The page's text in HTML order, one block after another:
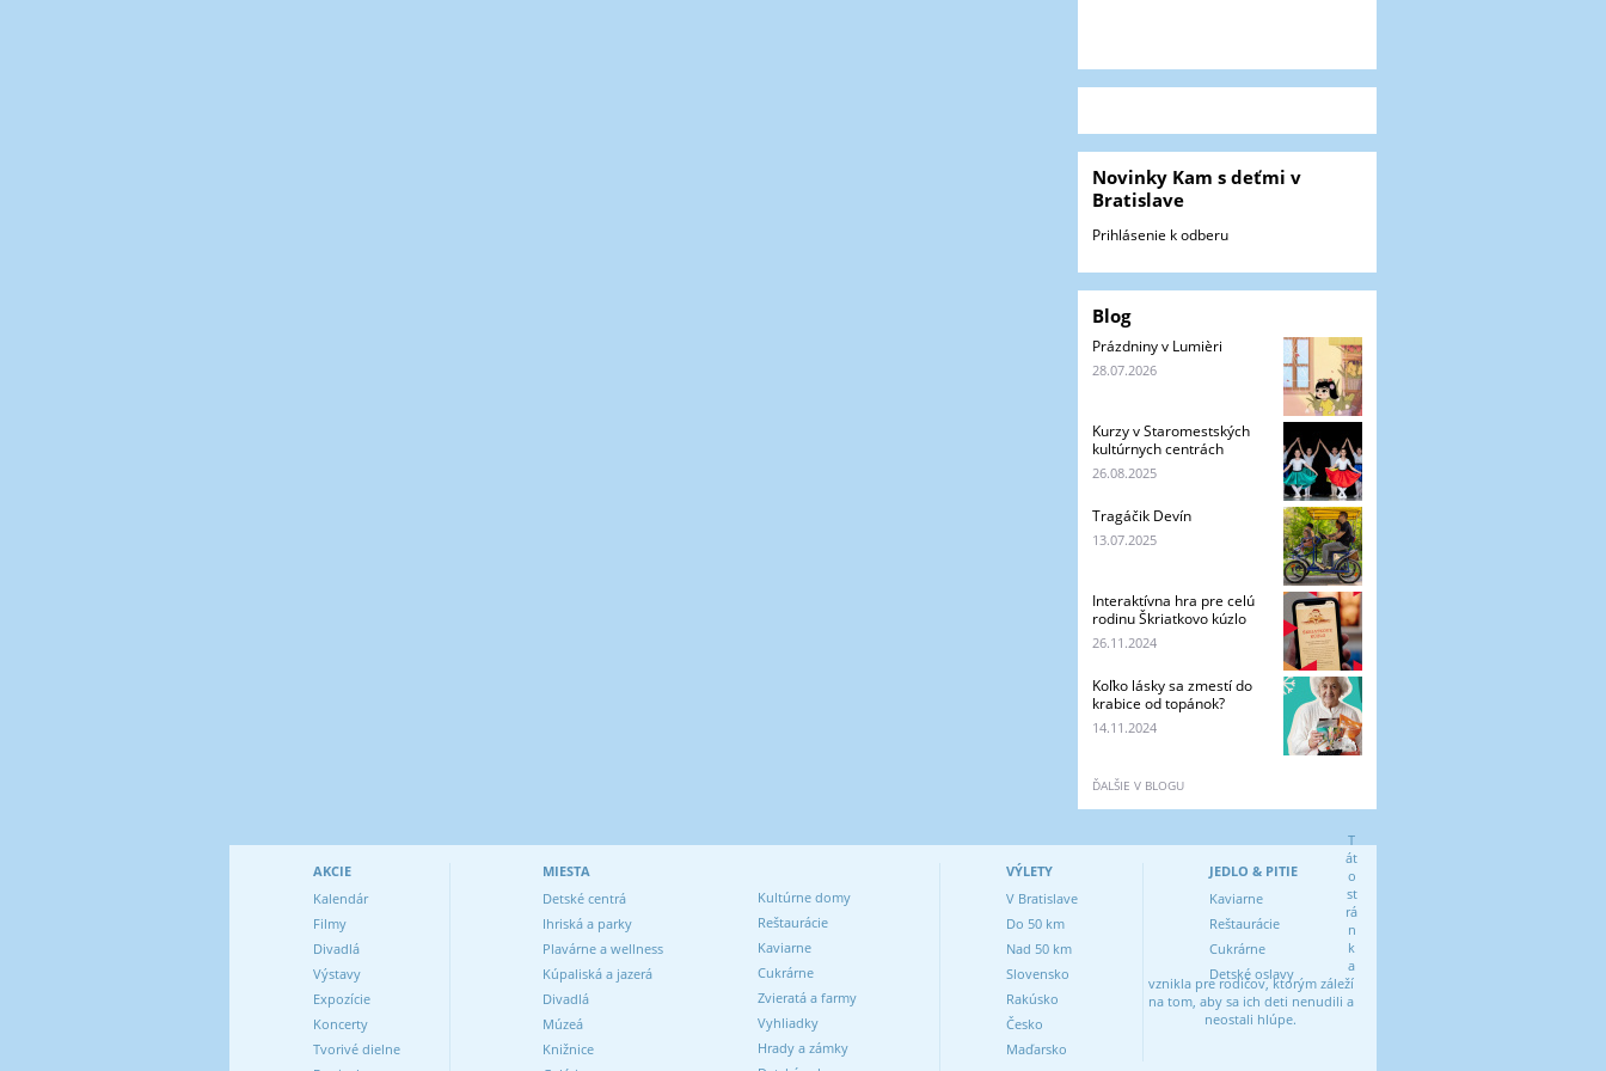
Novinky Kam s deťmi v
Bratislave
Prihlásenie k odberu
Blog
Prázdniny v Lumièri
28.07.2026
Kurzy v Staromestských
kultúrnych centrách
26.08.2025
Tragáčik Devín
13.07.2025
Interaktívna hra pre celú
rodinu Škriatkovo kúzlo
26.11.2024
Koľko lásky sa zmestí do
krabice od topánok?
14.11.2024
ĎALŠIE V BLOGU
AKCIE
Kalendár
Filmy
Divadlá
Výstavy
Expozície
Koncerty
Tvorivé dielne
MIESTA
Detské centrá
Ihriská a parky
Plavárne a wellness
Kúpaliská a jazerá
Divadlá
Múzeá
Knižnice
Kultúrne domy
Reštaurácie
Kaviarne
Cukrárne
Zvieratá a farmy
Vyhliadky
Hrady a zámky
VÝLETY
V Bratislave
Do 50 km
Nad 50 km
Slovensko
Rakúsko
Česko
Maďarsko
JEDLO & PITIE
Kaviarne
Reštaurácie
Cukrárne
Detské oslavy
T
át
o
st
rá
n
k
a
vznikla pre rodičov, ktorým záleží
na tom, aby sa ich deti nenudili a
neostali hlúpe.